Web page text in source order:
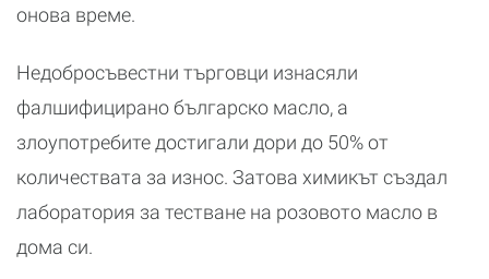
онова време.
Недобросъвестни търговци изнасяли
фалшифицирано българско масло, а
злоупотребите достигали дори до 50% от
количествата за износ. Затова химикът създал
лаборатория за тестване на розовото масло в
дома си.